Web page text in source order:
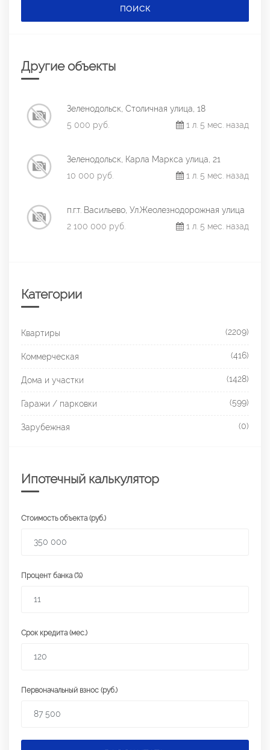
ПОИСК
Другие объекты
Зеленодольск, Столичная улица, 18
5 000 руб.
1 л. 5 мес. назад
Зеленодольск, Карла Маркса улица, 21
10 000 руб.
1 л. 5 мес. назад
п.г.т. Васильево, Ул.Жеолезнодорожная улица
2 100 000 руб.
1 л. 5 мес. назад
Категории
Квартиры (2209)
Коммерческая (416)
Дома и участки (1428)
Гаражи / парковки (599)
Зарубежная (0)
Ипотечный калькулятор
Стоимость объекта (руб.)
Процент банка (%)
Срок кредита (мес.)
Первоначальный взнос (руб.)